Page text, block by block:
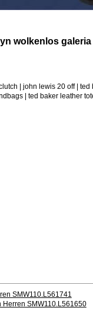
wolkenlos
| john lewis 20 off |
| ted baker leather
SMW110.L561741
Herren SMW110.L561650